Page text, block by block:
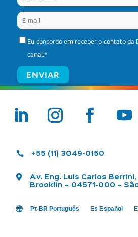
Eu concordo em receber o contato da
canal.*
 +55 (11) 3049-0150

Av. Eng. Luis Carlos
Brooklin – 04571-000 –
 Pt-BR Português Es Español